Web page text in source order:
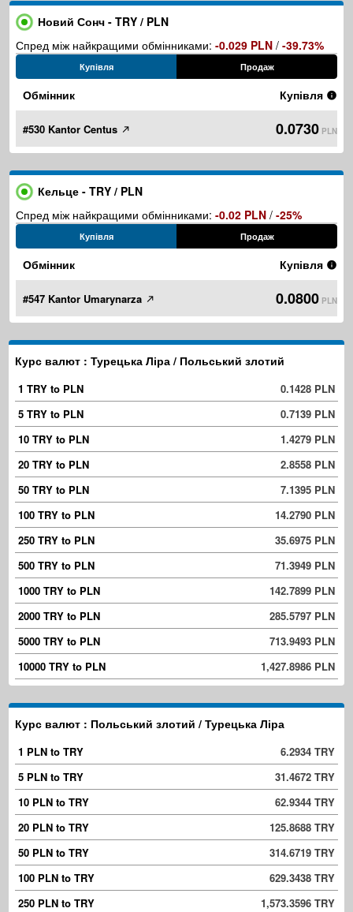
Новий Сонч - TRY / PLN
Спред між найкращими обмінниками: -0.029 PLN / -39.73%
Купівля Продаж
Обмінник Купівля
#530 Kantor Centus 0.0730 PLN
Кельце - TRY / PLN
Спред між найкращими обмінниками: -0.02 PLN / -25%
Купівля Продаж
Обмінник Купівля
#547 Kantor Umarynarza 0.0800 PLN
Курс валют : Турецька Ліра / Польський злотий
1 TRY to PLN
0.1428 PLN
5 TRY to PLN
0.7139 PLN
10 TRY to PLN
1.4279 PLN
20 TRY to PLN
2.8558 PLN
50 TRY to PLN
7.1395 PLN
100 TRY to PLN
14.2790 PLN
250 TRY to PLN
35.6975 PLN
500 TRY to PLN
71.3949 PLN
1000 TRY to PLN
142.7899 PLN
2000 TRY to PLN
285.5797 PLN
5000 TRY to PLN
713.9493 PLN
10000 TRY to PLN
1,427.8986 PLN
Курс валют : Польський злотий / Турецька Ліра
1 PLN to TRY
6.2934 TRY
5 PLN to TRY
31.4672 TRY
10 PLN to TRY
62.9344 TRY
20 PLN to TRY
125.8688 TRY
50 PLN to TRY
314.6719 TRY
100 PLN to TRY
629.3438 TRY
250 PLN to TRY
1,573.3596 TRY